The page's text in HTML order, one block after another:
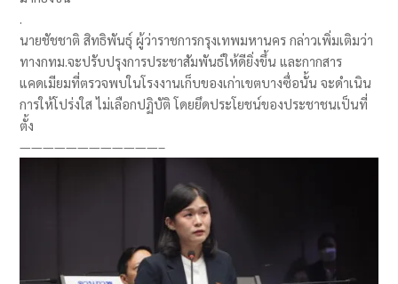
นายชัชชาติ สิทธิพันธุ์ ผู้ว่าราชการกรุงเทพมหานคร กล่าวเพิ่มเติมว่า
ทางกทม.จะปรับปรุงการประชาสัมพันธ์ให้ดียิ่งขึ้น และกากสาร
แคดเมียมที่ตรวจพบในโรงงานเก็บของเก่าเขตบางซื่อนั้น จะดำเนิน
การให้โปร่งใส ไม่เลือกปฏิบัติ โดยยึดประโยชน์ของประชาชนเป็นที่
ตั้ง
————————————–